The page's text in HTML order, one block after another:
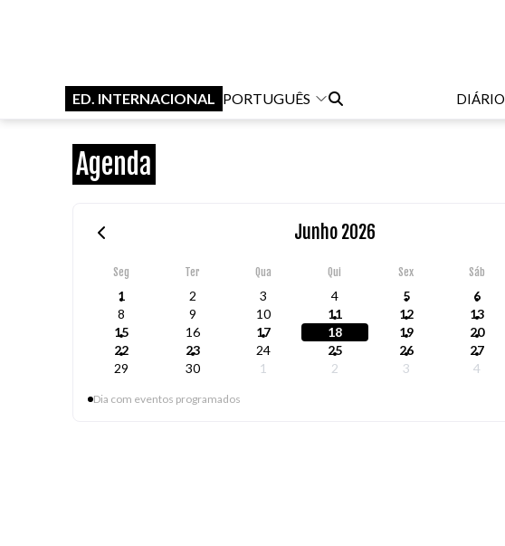
ED. INTERNACIONAL PORTUGUÊS DIÁRIO
Agenda
Junho 2026
Seg Ter Qua Qui Sex Sáb
1 2 3 4 5 6
8
9 10 11 12 13
15
16 17 18 19 20
22
23 24 25 26 27
29
30 1 2 3 4
Dia com eventos programados